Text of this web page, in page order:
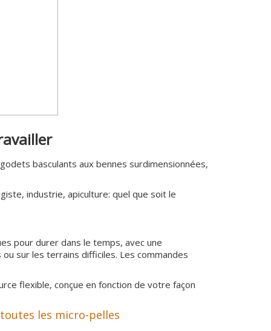
modernes que traditionnels, les poêles à
in Italy